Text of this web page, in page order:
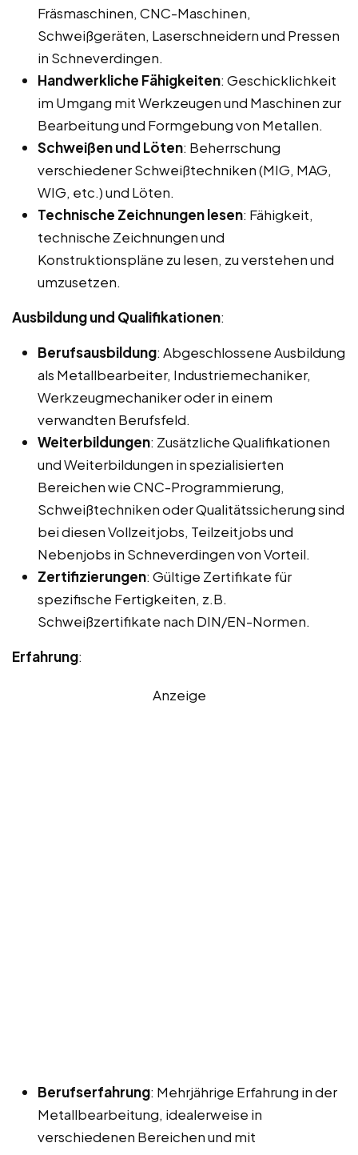
Fräsmaschinen, CNC-Maschinen,
Schweißgeräten, Laserschneidern und Pressen
in Schneverdingen.
Handwerkliche Fähigkeiten: Geschicklichkeit
im Umgang mit Werkzeugen und Maschinen zur
Bearbeitung und Formgebung von Metallen.
Schweißen und Löten: Beherrschung
verschiedener Schweißtechniken (MIG, MAG,
WIG, etc.) und Löten.
Technische Zeichnungen lesen: Fähigkeit,
technische Zeichnungen und
Konstruktionspläne zu lesen, zu verstehen und
umzusetzen.
Ausbildung und Qualifikationen:
Berufsausbildung: Abgeschlossene Ausbildung
als Metallbearbeiter, Industriemechaniker,
Werkzeugmechaniker oder in einem
verwandten Berufsfeld.
Weiterbildungen: Zusätzliche Qualifikationen
und Weiterbildungen in spezialisierten
Bereichen wie CNC-Programmierung,
Schweißtechniken oder Qualitätssicherung sind
bei diesen Vollzeitjobs, Teilzeitjobs und
Nebenjobs in Schneverdingen von Vorteil.
Zertifizierungen: Gültige Zertifikate für
spezifische Fertigkeiten, z.B.
Schweißzertifikate nach DIN/EN-Normen.
Erfahrung:
Anzeige
Berufserfahrung: Mehrjährige Erfahrung in der
Metallbearbeitung, idealerweise in
verschiedenen Bereichen und mit